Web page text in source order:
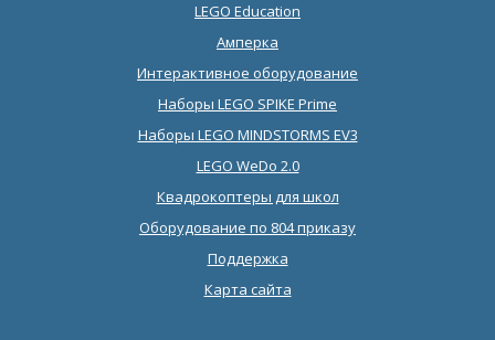
LEGO Education
Амперка
Интерактивное оборудование
Наборы LEGO SPIKE Prime
Наборы LEGO MINDSTORMS EV3
LEGO WeDo 2.0
Квадрокоптеры для школ
Оборудование по 804 приказу
Поддержка
Карта сайта